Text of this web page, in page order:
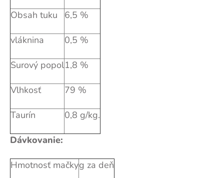
Obsah tuku 6,5 %
vláknina 0,5 %
Surový popol1,8 %
Vlhkosť 79 %
Taurín 0,8 g/kg.
Dávkovanie:
Hmotnosť mačkyg za deň